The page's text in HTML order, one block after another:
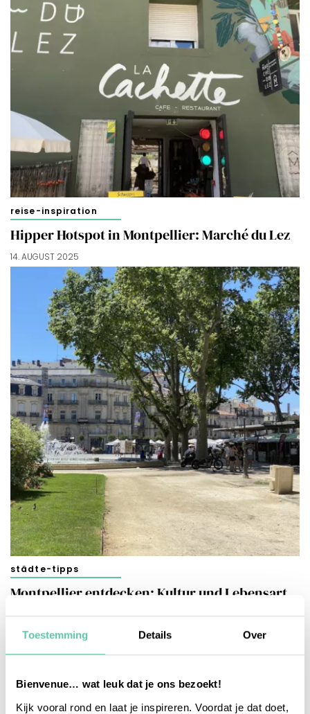
Toestemming Details Over
Bienvenue… wat leuk dat je ons bezoekt!
Kijk vooral rond en laat je inspireren. Voordat je dat doet,
reise-inspiration
Hipper Hotspot in Montpellier: Marché du Lez
14. AUGUST 2025
städte-tipps
Montpellier entdecken: Kultur und Lebensart
im Süden Frankreichs
4. AUGUST 2025